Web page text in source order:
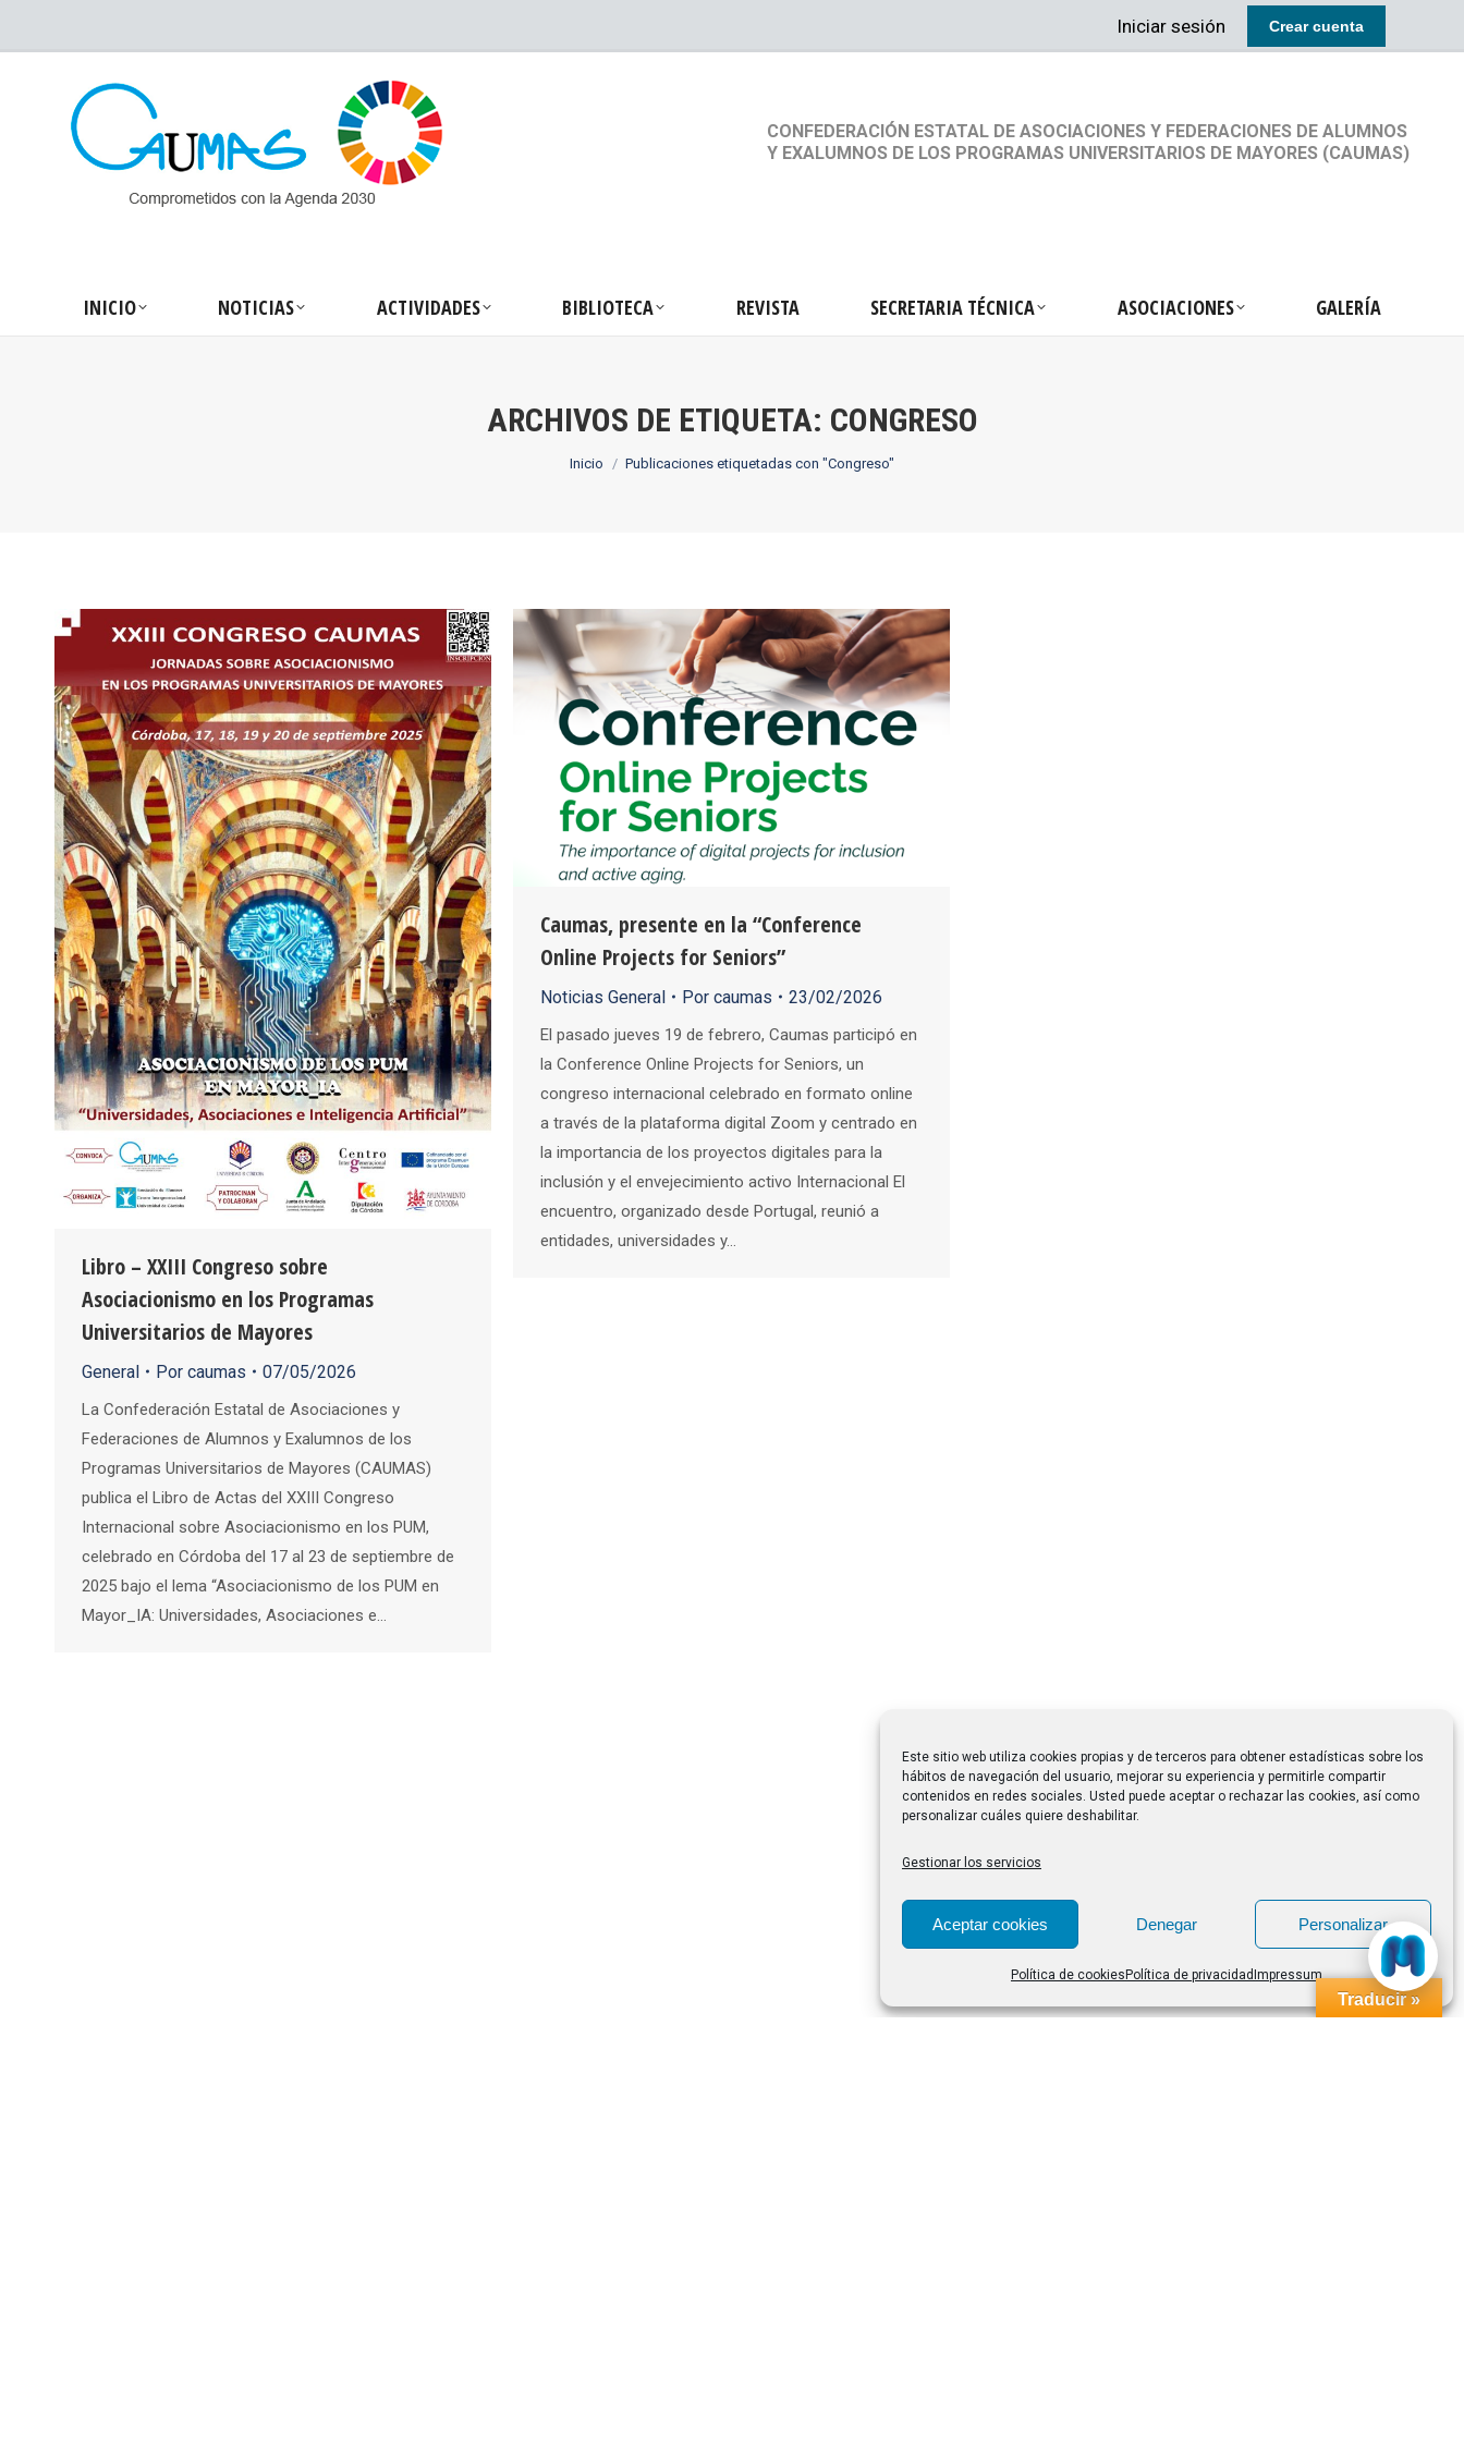
Este sitio web utiliza cookies propias y de terceros para obtener estadísticas sobre los
hábitos de navegación del usuario, mejorar su experiencia y permitirle compartir
contenidos en redes sociales. Usted puede aceptar o rechazar las cookies, así como
personalizar cuáles quiere deshabilitar.
Gestionar los servicios
Aceptar cookies Denegar Personalizar
Política de cookies Política de privacidad Impressum
Iniciar sesión Crear cuenta
CONFEDERACIÓN ESTATAL DE ASOCIACIONES Y FEDERACIONES DE ALUMNOS
Y EXALUMNOS DE LOS PROGRAMAS UNIVERSITARIOS DE MAYORES (CAUMAS)
INICIO NOTICIAS ACTIVIDADES BIBLIOTECA REVISTA SECRETARIA TÉCNICA ASOCIACIONES GALERÍA
ARCHIVOS DE ETIQUETA: CONGRESO
Estás aquí:
Inicio Publicaciones etiquetadas con "Congreso"
Libro – XXIII Congreso sobre
Asociacionismo en los Programas
Universitarios de Mayores
General Por caumas 07/05/2026
La Confederación Estatal de Asociaciones y
Federaciones de Alumnos y Exalumnos de los
Programas Universitarios de Mayores (CAUMAS)
publica el Libro de Actas del XXIII Congreso
Internacional sobre Asociacionismo en los PUM,
celebrado en Córdoba del 17 al 23 de septiembre de
2025 bajo el lema “Asociacionismo de los PUM en
Mayor_IA: Universidades, Asociaciones e…
Caumas, presente en la “Conference
Online Projects for Seniors”
Noticias General Por caumas 23/02/2026
El pasado jueves 19 de febrero, Caumas participó en
la Conference Online Projects for Seniors, un
congreso internacional celebrado en formato online
a través de la plataforma digital Zoom y centrado en
la importancia de los proyectos digitales para la
inclusión y el envejecimiento activo Internacional El
encuentro, organizado desde Portugal, reunió a
entidades, universidades y…
Traducir »